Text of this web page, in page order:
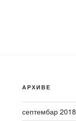
АРХИВЕ
септембар 2018